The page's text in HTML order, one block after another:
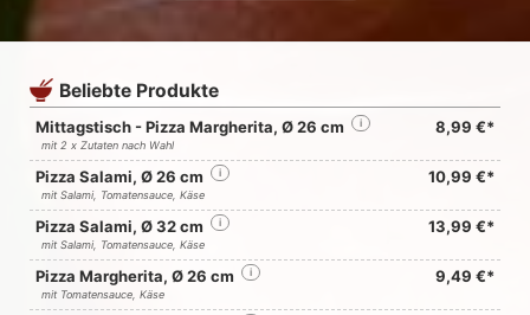
Beliebte Produkte
Mittagstisch - Pizza Margherita, Ø 26 cm i 8,99 €*
mit 2 x Zutaten nach Wahl
Pizza Salami, Ø 26 cm i 10,99 €*
mit Salami, Tomatensauce, Käse
Pizza Salami, Ø 32 cm i 13,99 €*
mit Salami, Tomatensauce, Käse
Pizza Margherita, Ø 26 cm i 9,49 €*
mit Tomatensauce, Käse